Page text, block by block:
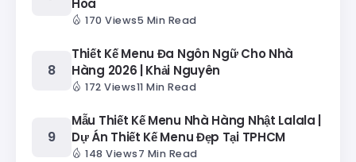
Hoa
170 Views5 Min Read
Thiết Kế Menu Đa Ngôn Ngữ Cho Nhà
Hàng 2026 | Khải Nguyên
172 Views11 Min Read
Mẫu Thiết Kế Menu Nhà Hàng Nhật Lalala |
Dự Án Thiết Kế Menu Đẹp Tại TPHCM
148 Views7 Min Read